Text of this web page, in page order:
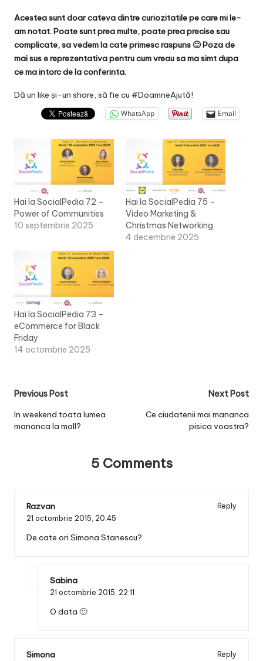
Acestea sunt doar cateva dintre curiozitatile pe care mi le-
am notat. Poate sunt prea multe, poate prea precise sau
complicate, sa vedem la cate primesc raspuns 🙂 Poza de
mai sus e reprezentativa pentru cum vreau sa ma simt dupa
ce ma intorc de la conferinta.
Dă un like și-un share, să fie cu #DoamneAjută!
WhatsApp Email
Hai la SocialPedia 72 –
Power of Communities
10 septembrie 2025
Hai la SocialPedia 75 –
Video Marketing &
Christmas Networking
4 decembrie 2025
Hai la SocialPedia 73 –
eCommerce for Black
Friday
14 octombrie 2025
Post
navigation
Previous Post
In weekend toata lumea
mananca la mall?
Next Post
Ce ciudatenii mai mananca
pisica voastra?
5 Comments
Razvan
Reply
21 octombrie 2015, 20:45
De cate ori Simona Stanescu?
Sabina
21 octombrie 2015, 22:11
O data 🙂
Simona
Reply